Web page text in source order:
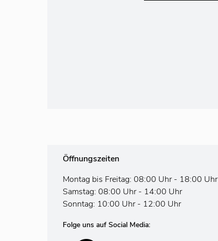
Öffnungszeiten
Montag bis Freitag: 08:00 Uhr - 18:00 Uhr
Samstag: 08:00 Uhr - 14:00 Uhr
Sonntag: 10:00 Uhr - 12:00 Uhr
Folge uns auf Social Media: